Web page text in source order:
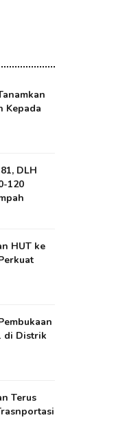
Kepada
DLH
120
HUT ke
di Distrik
Terus